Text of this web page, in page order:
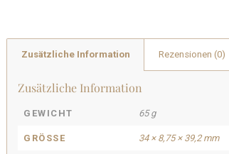
Zusätzliche Information Rezensionen (0)
Zusätzliche Information
GEWICHT 65 g
GRÖSSE 34 × 8,75 × 39,2 mm